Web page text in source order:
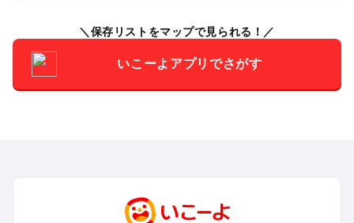
保存リストをマップで見られる！
いこーよアプリでさがす